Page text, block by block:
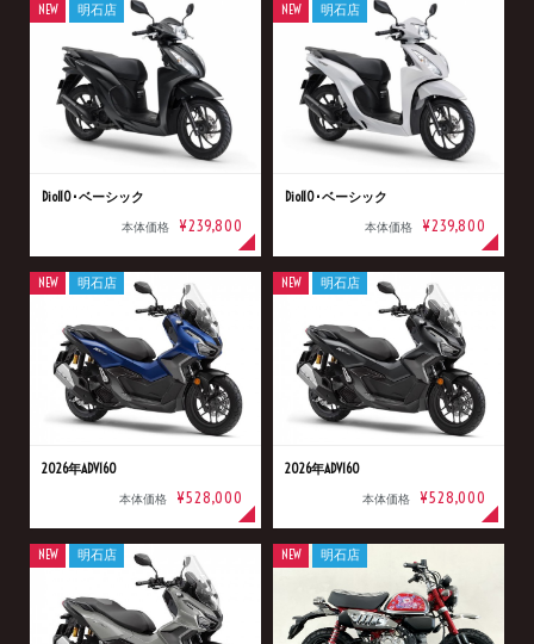
Dio110･ベーシック
本体価格 ¥239,800
NEW 明石店
Dio110･ベーシック
本体価格 ¥239,800
NEW 明石店
2026年ADV160
本体価格 ¥528,000
NEW 明石店
2026年ADV160
本体価格 ¥528,000
NEW 明石店
NEW 明石店 NEW 明石店